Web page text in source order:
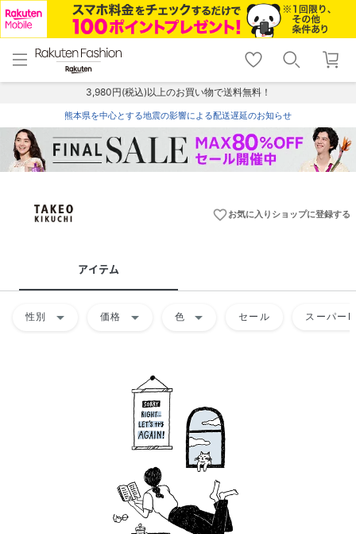
menu home
トップ
shopping_cart lock_outline
ログイン
3,980円(税込)以上のお買い物で送料無料！
熊本県を中心とする地震の影響による配送遅延のお知らせ
favorite_borderお気に入りショップに登録する
アイテム
性別 arrow_drop_down 価格 arrow_drop_down 色 arrow_drop_down セール スーパー